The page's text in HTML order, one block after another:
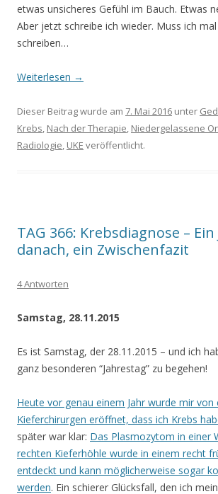
etwas unsicheres Gefühl im Bauch. Etwas
Aber jetzt schreibe ich wieder. Muss ich
schreiben…
Weiterlesen →
Dieser Beitrag wurde am 7. Mai 2016 unter
Krebs, Nach der Therapie, Niedergelassene
Radiologie, UKE veröffentlicht.
TAG 366: Krebsdiagnose – Ein
danach, ein Zwischenfazit
4 Antworten
Samstag, 28.11.2015
Es ist Samstag, der 28.11.2015 – und ich
ganz besonderen “Jahrestag” zu begehen!
Heute vor genau einem Jahr wurde mir von
Kieferchirurgen eröffnet, dass ich Krebs
später war klar: Das Plasmozytom in einer
rechten Kieferhöhle wurde in einem recht
entdeckt und kann möglicherweise sogar
werden. Ein schierer Glücksfall, den ich